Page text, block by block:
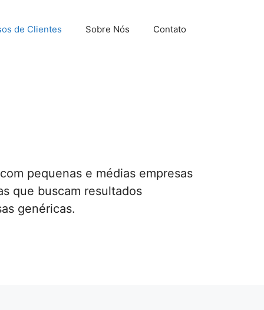
de Clientes Sobre Nós Contato
pequenas e médias empresas
que buscam resultados
genéricas.